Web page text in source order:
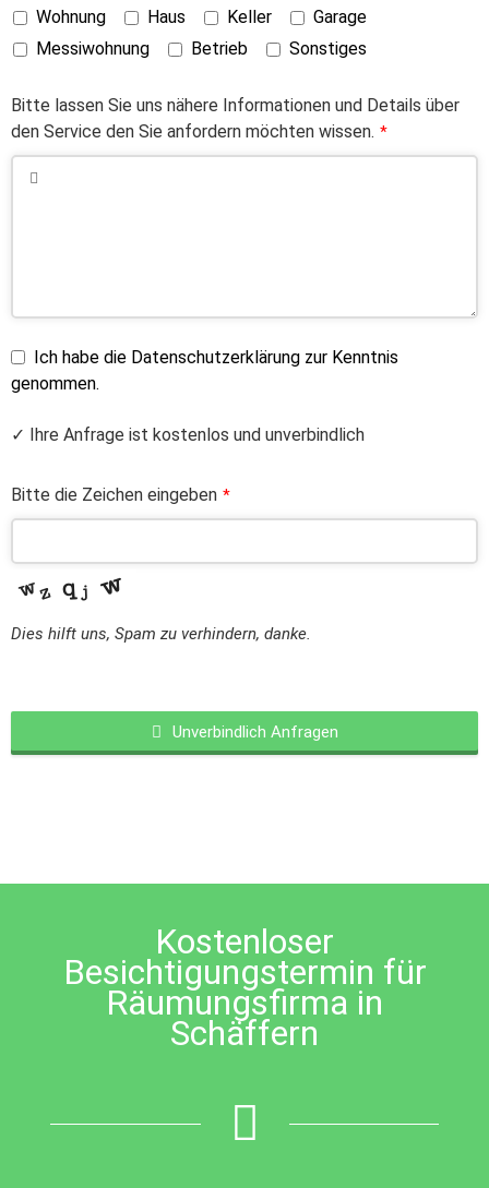
Wohnung Haus Keller
Garage
Messiwohnung
Betrieb Sonstiges
Bitte lassen Sie uns nähere Informationen und Details über
den Service den Sie anfordern möchten wissen. *
Ich habe die Datenschutzerklärung zur Kenntnis
genommen.
✓ Ihre Anfrage ist kostenlos und unverbindlich
Bitte die Zeichen eingeben *
Dies hilft uns, Spam zu verhindern, danke.
Unverbindlich Anfragen
left
Kostenloser
Besichtigungstermin für
Räumungsfirma in
Schäffern